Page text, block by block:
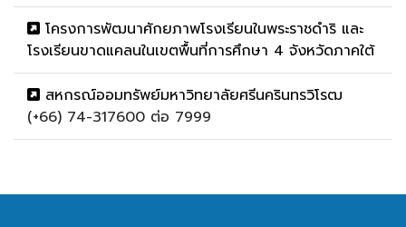
โครงการพัฒนาศักยภาพโรงเรียนในพระราชดำริ และ
โรงเรียนขาดแคลนในเขตพื้นที่การศึกษา 4 จังหวัดภาคใต้
สหกรณ์ออมทรัพย์มหาวิทยาลัยศรีนครินทรวิโรฒ
(+66) 74-317600 ต่อ 7999